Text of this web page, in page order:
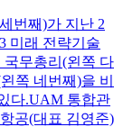
번째)가 지난 2
미래 전략기술
국무총리(왼쪽 다
쪽 네번째)을 비
다.UAM 통합관
공(대표 김영준)